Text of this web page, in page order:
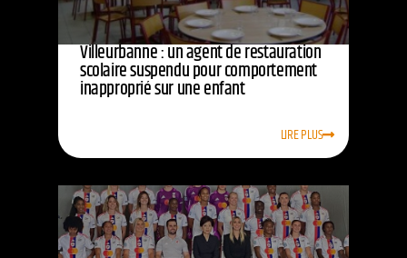
Villeurbanne : un agent de restauration
scolaire suspendu pour comportement
inapproprié sur une enfant
LIRE PLUS